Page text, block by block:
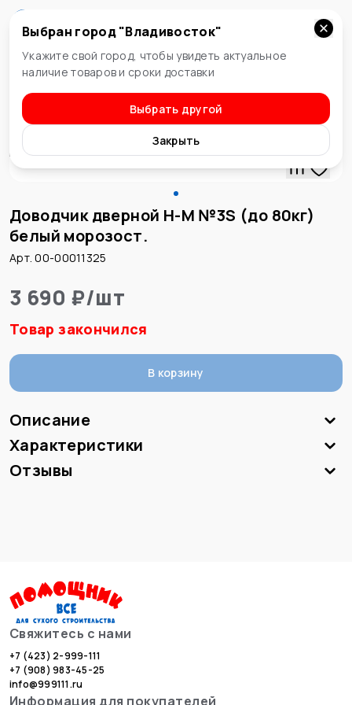
Владивосток
Выбран город "Владивосток"
Укажите свой город, чтобы увидеть актуальное
наличие товаров и сроки доставки
Выбрать другой
Закрыть
Доводчики
Доводчик дверной Н-М №3S (до 80кг)
белый морозост.
Арт. 00-00011325
3 690 ₽/шт
Товар закончился
В корзину
Описание
Характеристики
Отзывы
Свяжитесь с нами
+7 (423) 2-999-111
+7 (908) 983-45-25
info@999111.ru
Информация для покупателей